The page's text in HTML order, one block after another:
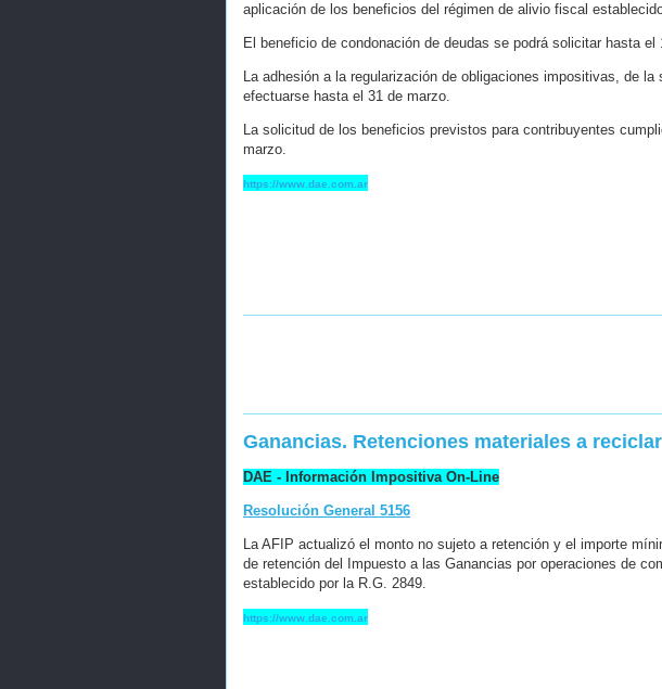
aplicación de los beneficios del régimen de alivio fiscal
El beneficio de condonación de deudas se podrá solicitar hasta el
La adhesión a la regularización de obligaciones impositivas, de la
efectuarse hasta el 31 de marzo.
La solicitud de los beneficios previstos para contribuyentes
marzo.
https://www.dae.com.ar
Ganancias. Retenciones materiales a reciclar
DAE - Información Impositiva On-Line
Resolución General 5156
La AFIP actualizó el monto no sujeto a retención y el importe
de retención del Impuesto a las Ganancias por operaciones de
establecido por la R.G. 2849.
https://www.dae.com.ar